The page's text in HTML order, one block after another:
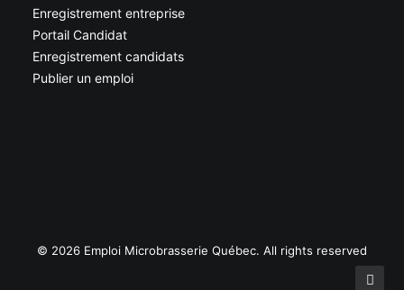
Enregistrement entreprise
Portail Candidat
Enregistrement candidats
Publier un emploi
© 2026 Emploi Microbrasserie Québec. All rights reserved